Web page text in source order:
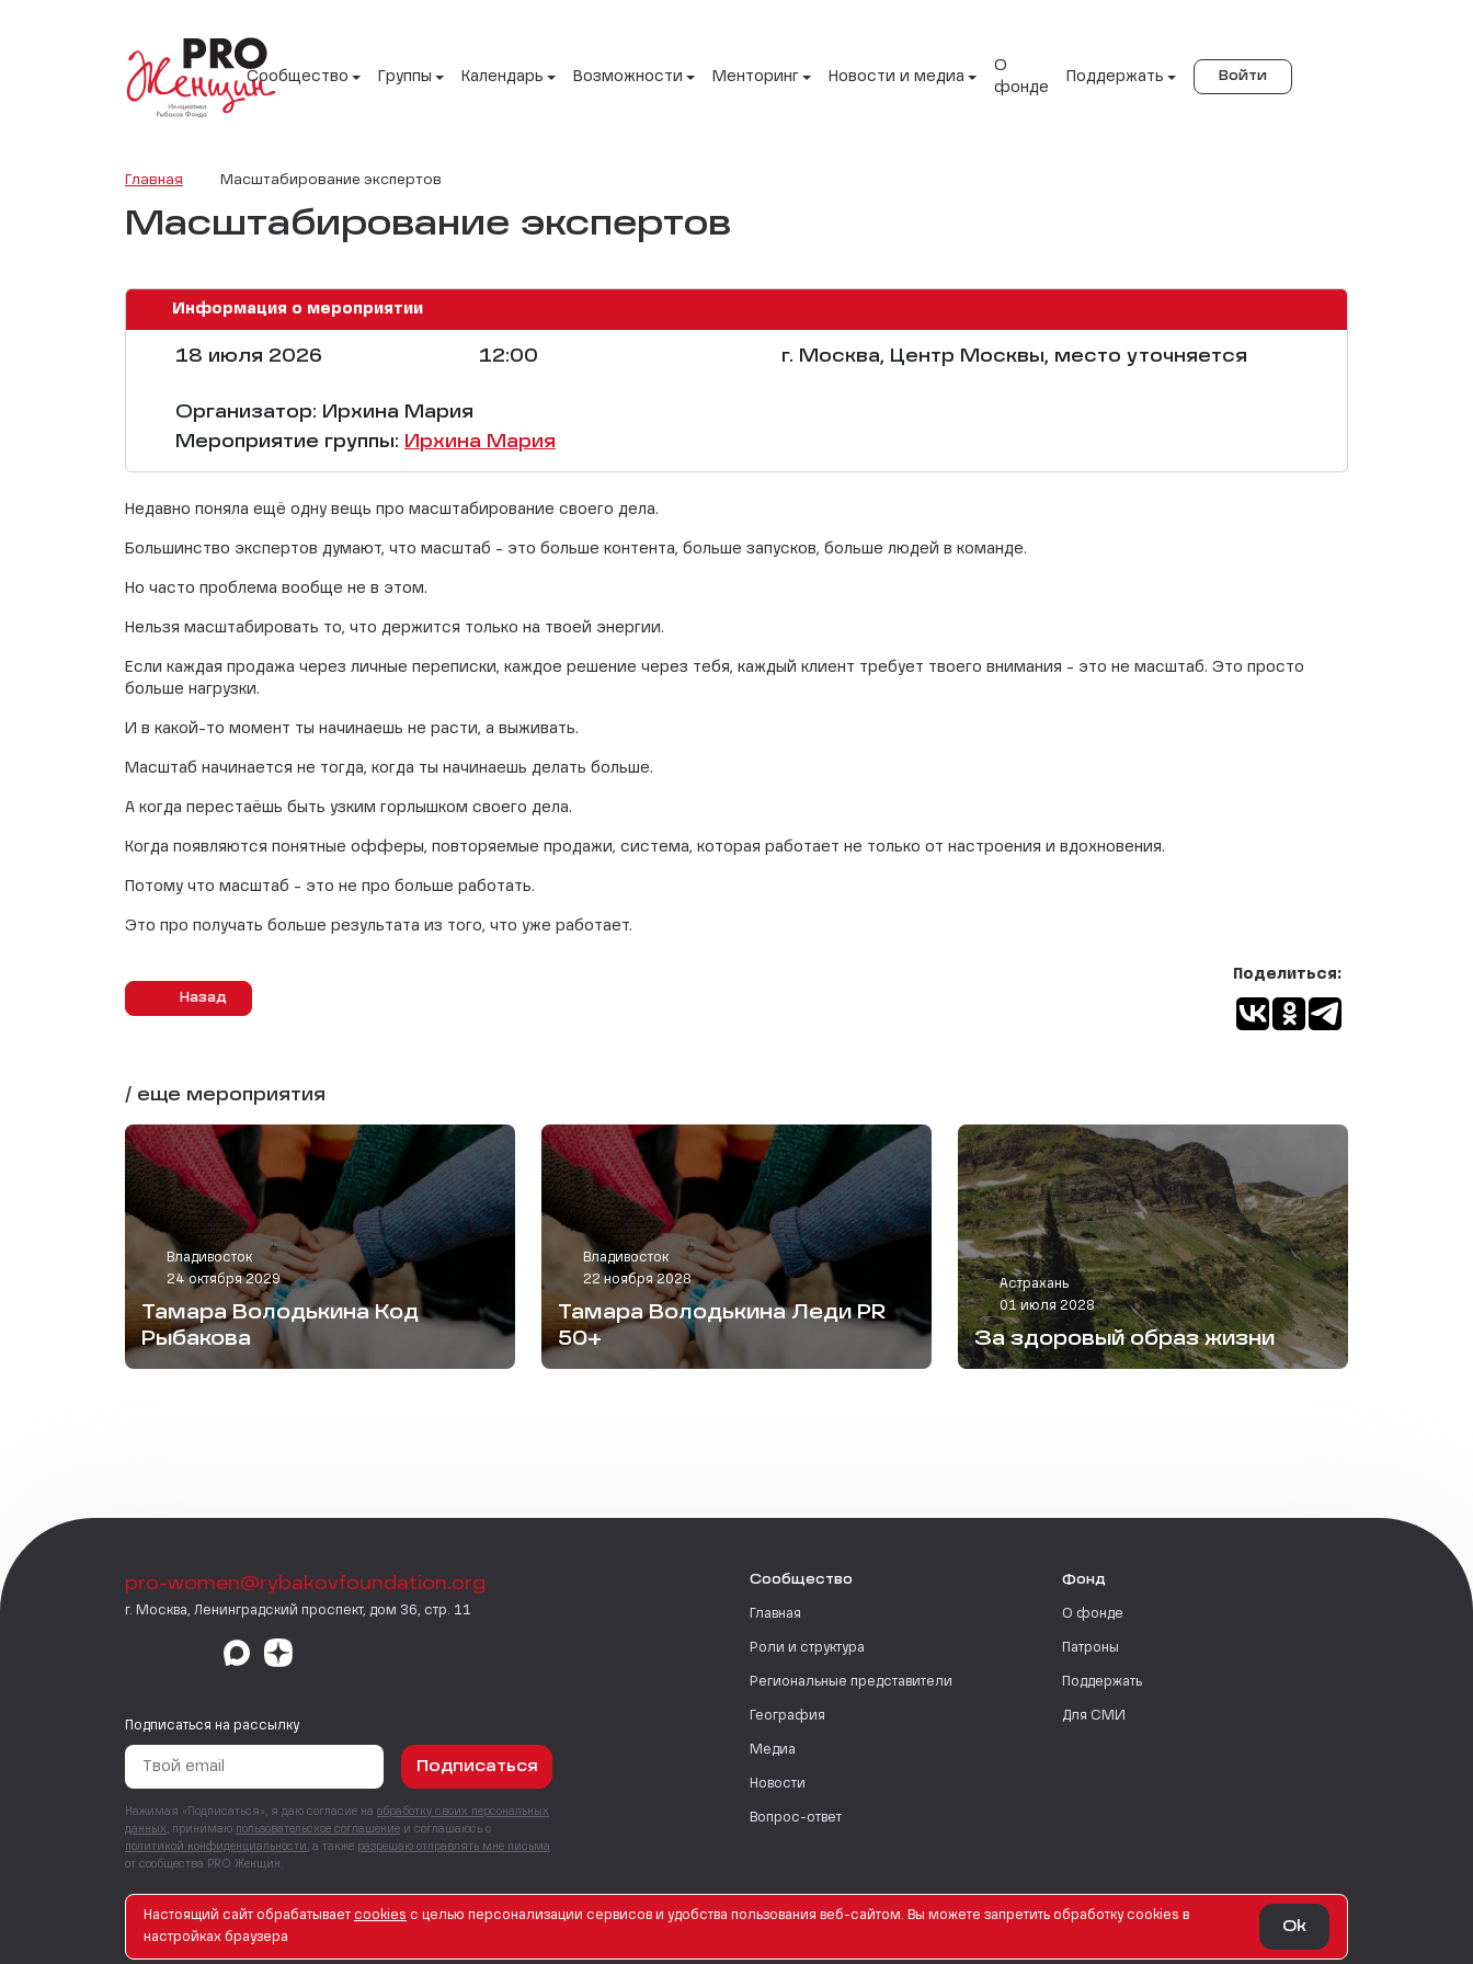
Сообщество Группы Календарь Возможности Менторинг Новости и медиа
О
фонде
Поддержать Войти
Главная Масштабирование экспертов
Масштабирование экспертов
Информация о мероприятии
18 июля 2026 12:00 г. Москва, Центр Москвы, место уточняется
Организатор: Ирхина Мария
Мероприятие группы: Ирхина Мария
Недавно поняла ещё одну вещь про масштабирование своего дела.
Большинство экспертов думают, что масштаб - это больше контента, больше запусков, больше людей в команде.
Но часто проблема вообще не в этом.
Нельзя масштабировать то, что держится только на твоей энергии.
Если каждая продажа через личные переписки, каждое решение через тебя, каждый клиент требует твоего внимания - это не масштаб. Это просто
больше нагрузки.
И в какой-то момент ты начинаешь не расти, а выживать.
Масштаб начинается не тогда, когда ты начинаешь делать больше.
А когда перестаёшь быть узким горлышком своего дела.
Когда появляются понятные офферы, повторяемые продажи, система, которая работает не только от настроения и вдохновения.
Потому что масштаб - это не про больше работать.
Это про получать больше результата из того, что уже работает.
Назад
Поделиться:
/ еще мероприятия
Владивосток
24 октября 2029
Тамара Володькина Код
Рыбакова
Владивосток
22 ноября 2028
Тамара Володькина Леди PR
50+
Астрахань
01 июля 2028
За здоровый образ жизни
pro-women@rybakovfoundation.org
г. Москва, Ленинградский проспект, дом 36, стр. 11
Подписаться на рассылку
Подписаться
Нажимая «Подписаться», я даю согласие на обработку своих персональных
данных , принимаю пользовательское соглашение и соглашаюсь с
политикой конфиденциальности , а также разрешаю отправлять мне письма
от сообщества PRO Женщин.
Сообщество
Главная
Роли и структура
Региональные представители
География
Медиа
Новости
Вопрос-ответ
Фонд
О фонде
Патроны
Поддержать
Для СМИ
© PRO Женщин. Все права защищены. 2026
Настоящий сайт обрабатывает сookies с целью персонализации сервисов и удобства пользования веб-сайтом. Вы можете запретить обработку сookies в
настройках браузера
Ok